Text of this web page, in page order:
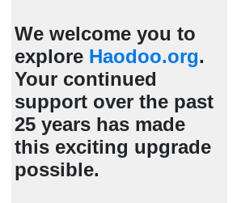
We welcome you to
explore Haodoo.org.
Your continued
support over the past
25 years has made
this exciting upgrade
possible.